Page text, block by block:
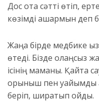
Дос ота сәтті өтіп,
көзімді ашармын деп
Жаңа бірде медбике
өтеді. Бізде қолаңсыз
ісінің маманы. Қайта
қорқыныш пен
беріп, ширатып қойды.